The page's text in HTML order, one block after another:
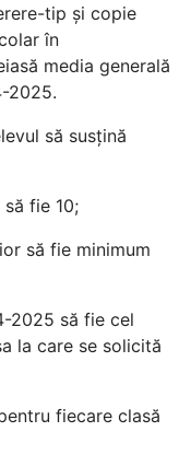
tip și copie
în
media generală
2025.
să susțină
fie 10;
să fie minimum
2025 să fie cel
la care se solicită
fiecare clasă